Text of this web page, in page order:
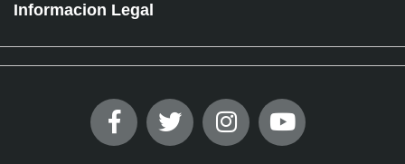
Informacion Legal